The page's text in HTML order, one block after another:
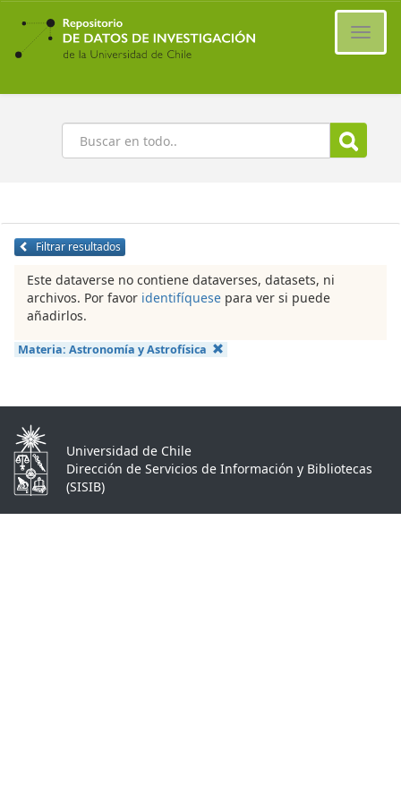
Ir
contenido
principal
Buscar
Filtrar resultados
Este dataverse no contiene dataverses, datasets, ni
archivos. Por favor identifíquese para ver si puede
añadirlos.
Materia: Astronomía y Astrofísica
Universidad de Chile
Dirección de Servicios de Información y Bibliotecas
(SISIB)